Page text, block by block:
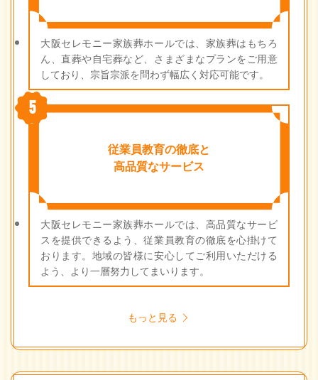
大阪セレモニー家族葬ホールでは、家族葬はもちろ
ん、直葬や自宅葬など、さまざまなプランをご用意
しており、宗旨宗派を問わず幅広く対応可能です。
5
従業員教育の徹底と
高品質なサービス
大阪セレモニー家族葬ホールでは、高品質なサービ
スを提供できるよう、従業員教育の徹底を心掛けて
おります。地域の皆様に安心してご利用いただける
よう、より一層努力してまいります。
もっと見る